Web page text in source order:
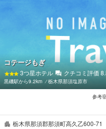
栃木県那須郡那須町高久乙600-71
コテージもぎ
3つ星ホテル クチコミ評価
黒磯駅から9.2km ⁄栃木県那須塩原市
参考